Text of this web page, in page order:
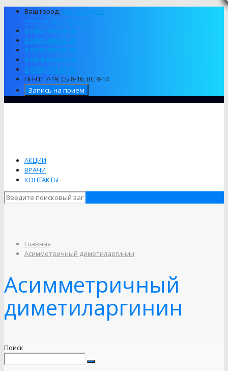
Ваш город: Александров
Александров Киржач
8 (492) 449-38-39
8 (492) 449-82-29
8 (920) 906-83-80
8 (904) 039-67-68
8 (999) 774-89-94
ПН-ПТ 7-19, СБ 8-16, ВС 8-14
Запись на прием
АКЦИИ
ВРАЧИ
КОНТАКТЫ
Главная
Асимметричный диметиларгинин
Асимметричный
диметиларгинин
Поиск